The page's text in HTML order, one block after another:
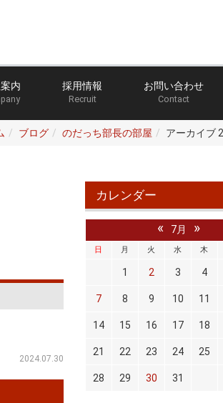
内 採用情報
Recruit
お問い合わせ
Contact
ブログ のだっち部長の部屋 アーカイブ
2024.07.30
カレンダー
« 7月 »
日 月 火 水 木
1 2 3 4
7 8 9 10 11
14 15 16 17 18
21 22 23 24 25
28 29 30 31